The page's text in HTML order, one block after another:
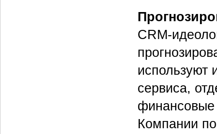
CRM-
используют
сервиса,
финансовые
Компании